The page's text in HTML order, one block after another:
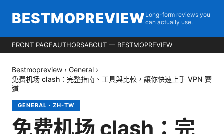
BESTMOPREVIEW Long-form reviews you
can actually use.
FRONT PAGEAUTHORSABOUT — BESTMOPREVIEW
Bestmopreview › General ›
免费机场 clash：完整指南、工具與比較，讓你快速上手 VPN 賽
道
GENERAL · ZH-TW
免费机场 clash：完